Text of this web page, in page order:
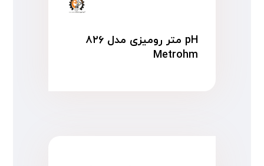
pH متر رومیزی مدل ۸۲۶
Metrohm